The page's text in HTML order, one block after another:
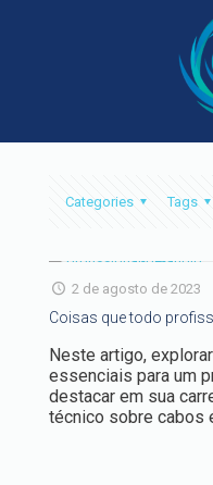
Categories Tags
2 de agosto de 2023
Coisas que todo
Neste artigo,
essenciais para um
destacar em sua
técnico sobre cabos